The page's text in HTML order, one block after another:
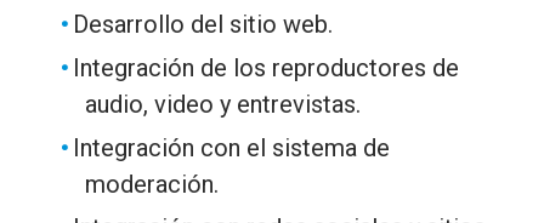
Desarrollo del sitio web.
Integración de los reproductores de
audio, video y entrevistas.
Integración con el sistema de
moderación.